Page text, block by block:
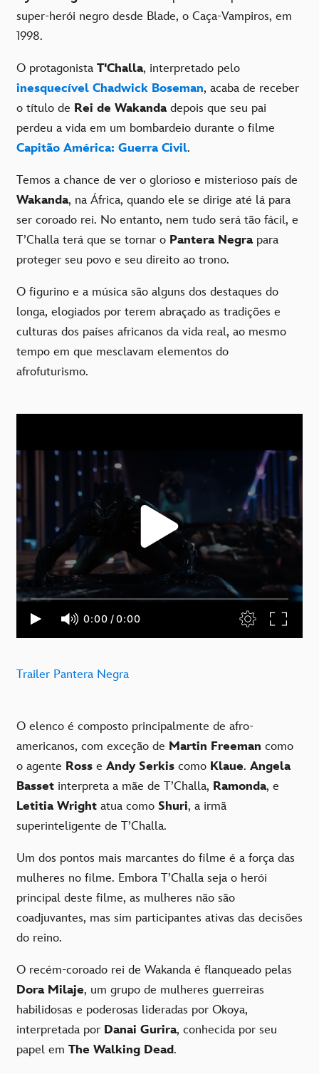
super-herói negro desde Blade, o Caça-Vampiros, em
1998.
O protagonista T'Challa, interpretado pelo
inesquecível Chadwick Boseman, acaba de receber
o título de Rei de Wakandadepois que seu pai
perdeu a vida em um bombardeio durante o filme
Capitão América: Guerra Civil.
Temos a chance de ver o glorioso e misterioso país de
Wakanda, na África, quando ele se dirige até lá para
ser coroado rei. No entanto, nem tudo será tão fácil, e
T’Challa terá que se tornar o Pantera Negrapara
proteger seu povo e seu direito ao trono.
O figurino e a música são alguns dos destaques do
longa, elogiados por terem abraçado as tradições e
culturas dos países africanos da vida real, ao mesmo
tempo em que mesclavam elementos do
afrofuturismo.
Trailer Pantera Negra
O elenco é composto principalmente de afro-
americanos, com exceção de Martin Freeman como
o agente Ross e Andy Serkis como Klaue. Angela
Basset interpreta a mãe de T’Challa, Ramonda, e
Letitia Wright atua como Shuri, a irmã
superinteligente de T’Challa.
Um dos pontos mais marcantes do filme é a força das
mulheres no filme. Embora T’Challa seja o herói
principal deste filme, as mulheres não são
coadjuvantes, mas sim participantes ativas das decisões
do reino.
O recém-coroado rei de Wakanda é flanqueado pelas
Dora Milaje, um grupo de mulheres guerreiras
habilidosas e poderosas lideradas por Okoya,
interpretada por Danai Gurira, conhecida por seu
papel em The Walking Dead.